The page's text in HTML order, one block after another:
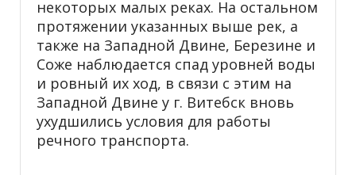
некоторых малых реках. На остальном
протяжении указанных выше рек, а
также на Западной Двине, Березине и
Соже наблюдается спад уровней воды
и ровный их ход, в связи с этим на
Западной Двине у г. Витебск вновь
ухудшились условия для работы
речного транспорта.